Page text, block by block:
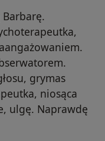
Barbarę.
grymas
niosąca
ulgę. Naprawdę